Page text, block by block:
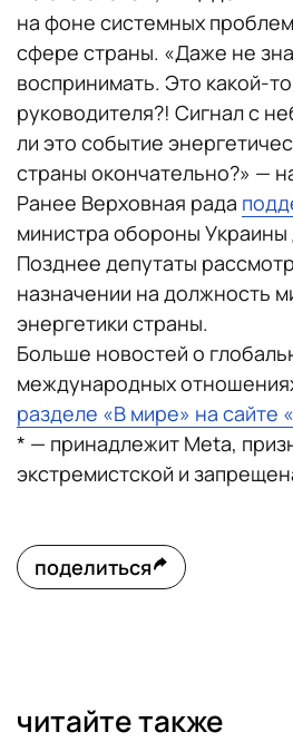
на фоне системных
сфере страны. «Даже не
воспринимать. Это какой-
руководителя?! Сигнал с
ли это событие
страны окончательно?» —
Ранее Верховная рада
министра обороны
Позднее депутаты
назначении на должность
энергетики страны.
Больше новостей о
международных
разделе «В мире» на сайте
* — принадлежит Meta,
экстремистской и
поделиться
читайте также